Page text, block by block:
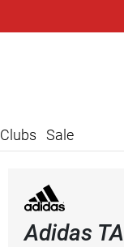
Clubs Sale
Adidas